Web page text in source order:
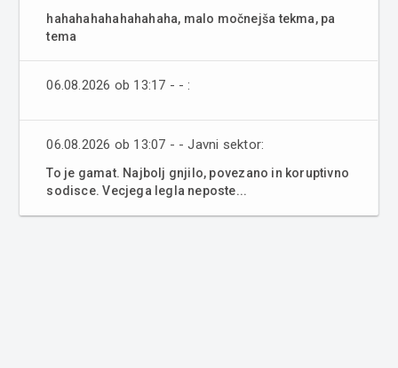
hahahahahahahahaha, malo močnejša tekma, pa
tema
06.08.2026 ob 13:17 - - :
06.08.2026 ob 13:07 - - Javni sektor:
To je gamat. Najbolj gnjilo, povezano in koruptivno
sodisce. Vecjega legla neposte...